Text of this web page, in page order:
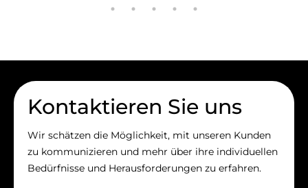
Kontaktieren Sie uns
Wir schätzen die Möglichkeit, mit unseren Kunden
zu kommunizieren und mehr über ihre individuellen
Bedürfnisse und Herausforderungen zu erfahren.